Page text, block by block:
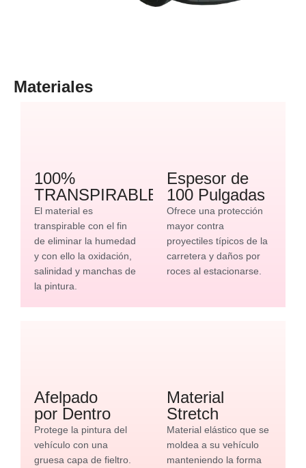
Materiales
100%
TRANSPIRABLE
El material es
transpirable con el fin
de eliminar la humedad
y con ello la oxidación,
salinidad y manchas de
la pintura.
Espesor de
100 Pulgadas
Ofrece una protección
mayor contra
proyectiles típicos de la
carretera y daños por
roces al estacionarse.
Afelpado
por Dentro
Protege la pintura del
vehículo con una
gruesa capa de fieltro.
Material
Stretch
Material elástico que se
moldea a su vehículo
manteniendo la forma